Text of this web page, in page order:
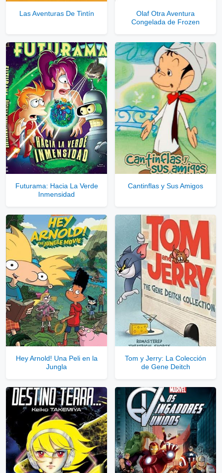
Comprar Cuenta VIP Aquí!
Las Aventuras De Tintín
Olaf Otra Aventura
Congelada de Frozen
Futurama: Hacia La Verde
Inmensidad
Cantinflas y Sus Amigos
Hey Arnold! Una Peli en la
Jungla
Tom y Jerry: La Colección
de Gene Deitch